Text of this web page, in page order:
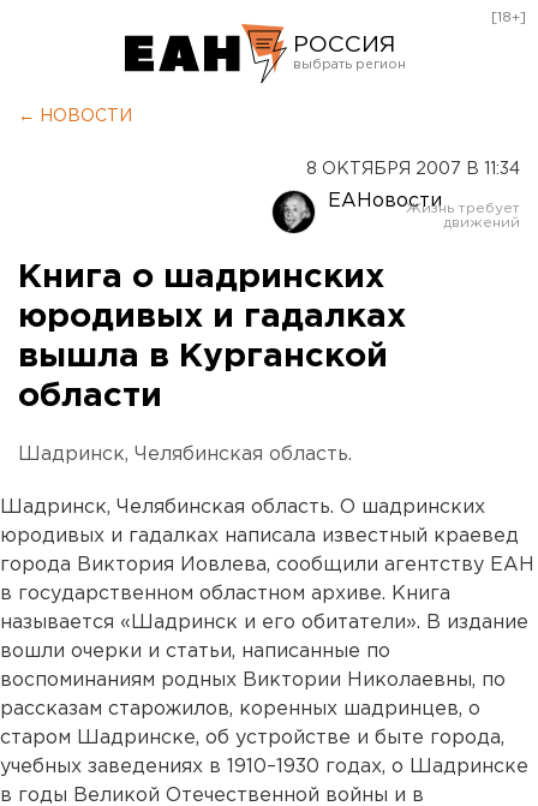
РОССИЯ
Оренбург
[18+]
← НОВОСТИ
8 ОКТЯБРЯ 2007 В 11:34
ЕАНовости
Книга о шадринских
юродивых и гадалках
вышла в Курганской
области
Шадринск, Челябинская область.
Шадринск, Челябинская область. О шадринских
юродивых и гадалках написала известный краевед
города Виктория Иовлева, сообщили агентству ЕАН
в государственном областном архиве. Книга
называется «Шадринск и его обитатели». В издание
вошли очерки и статьи, написанные по
воспоминаниям родных Виктории Николаевны, по
рассказам старожилов, коренных шадринцев, о
старом Шадринске, об устройстве и быте города,
учебных заведениях в 1910–1930 годах, о Шадринске
в годы Великой Отечественной войны и в